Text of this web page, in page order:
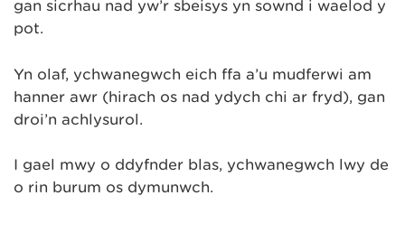
gan sicrhau nad yw’r sbeisys yn sownd i waelod y
pot.
Yn olaf, ychwanegwch eich ffa a’u mudferwi am
hanner awr (hirach os nad ydych chi ar fryd), gan
droi’n achlysurol.
I gael mwy o ddyfnder blas, ychwanegwch lwy de
o rin burum os dymunwch.